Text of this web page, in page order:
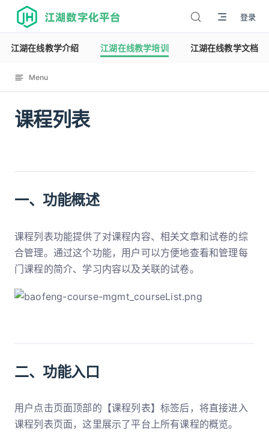
江湖数字化平台 登录
江湖在线教学介绍 江湖在线教学培训 江湖在线教学文档
Menu
课程列表
12122
一、功能概述
课程列表功能提供了对课程内容、相关文章和试卷的综
合管理。通过这个功能，用户可以方便地查看和管理每
门课程的简介、学习内容以及关联的试卷。
二、功能入口
用户点击页面顶部的【课程列表】标签后，将直接进入
课程列表页面，这里展示了平台上所有课程的概览。